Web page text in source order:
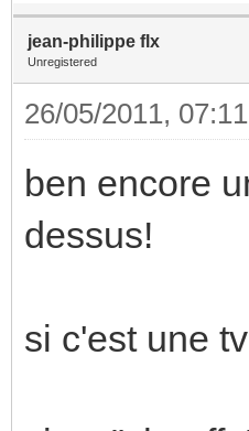
jean-philippe flx
Unregistered
26/05/2011,
ben encore
dessus!
si c'est une